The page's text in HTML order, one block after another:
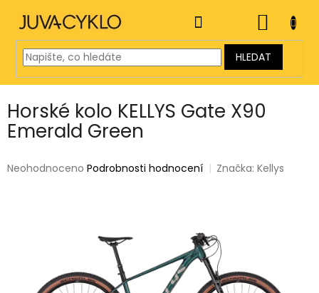
obsah
HLEDAT
KOŠÍK
Horské kolo KELLYS Gate X90
Emerald Green
Průměrné
Neohodnoceno Podrobnosti hodnocení Značka:Kellys